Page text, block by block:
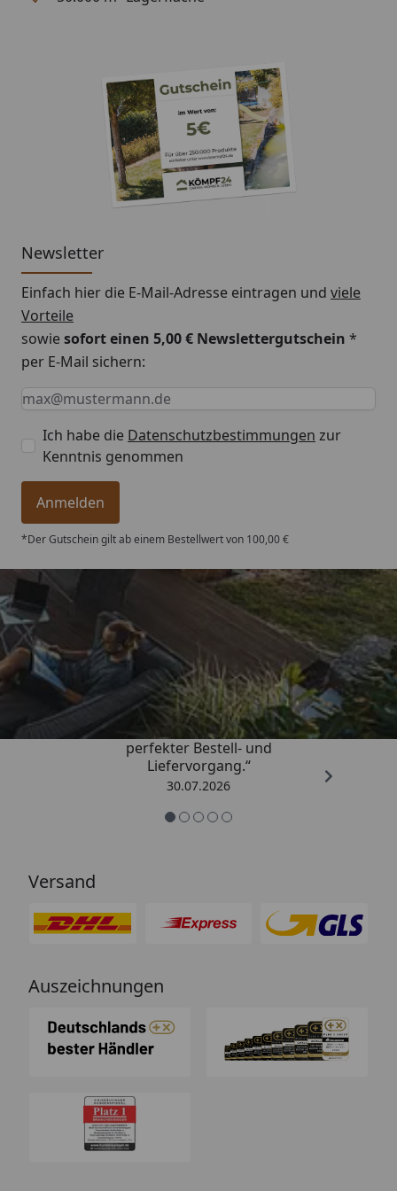
in anthrazit und sorgen Sie für eine effektive
Newsletter
Einfach hier die E-Mail-Adresse eintragen und viele
Vorteile
sowiesofort einen 5,00 € Newslettergutschein *
per E-Mail sichern:
Keine Eingabe erforderlich
Eingabe erforderlich
E-Mail *
Ich habe die Datenschutzbestimmungen zur
Kenntnis genommen
Anmelden
*Der Gutschein gilt ab einem Bestellwert von 100,00 €
Trusted Shops
4,76/ 5
„Qualitativ sehr gute Ware und ein
perfekter Bestell- und
Liefervorgang.“
30.07.2026
Versand
Auszeichnungen